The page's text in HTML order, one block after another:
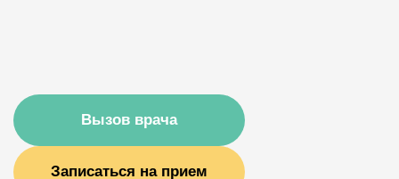
Вызов врача
Записаться на прием